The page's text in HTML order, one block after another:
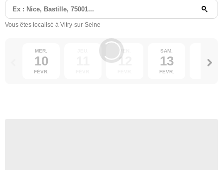
Vous êtes localisé à Vitry-sur-Seine
MER.
10
FÉVR.
12
SAM.
13
FÉVR.
14